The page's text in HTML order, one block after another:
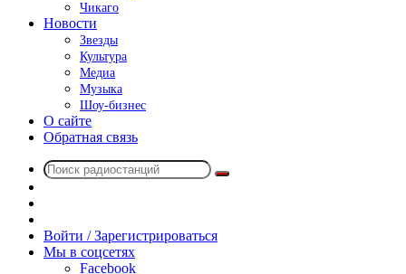
Чикаго
Новости
Звезды
Культура
Медиа
Музыка
Шоу-бизнес
О сайте
Обратная связь
Поиск
радио
Войти / Зарегистрироваться
Мы в соцсетях
Facebook